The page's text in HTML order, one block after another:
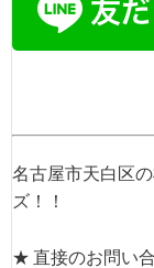
名古屋市天白区
ズ！！
★ 直接のお問い